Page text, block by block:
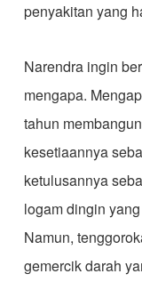
penyakitan yang
​Narendra ingin
mengapa.
tahun
kesetiaannya
ketulusannya
logam dingin
Namun,
gemercik darah